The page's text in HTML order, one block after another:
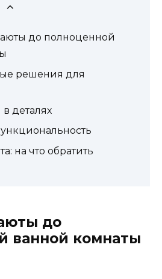
до полноценной
решения для
деталях
на что обратить
до
ванной комнаты